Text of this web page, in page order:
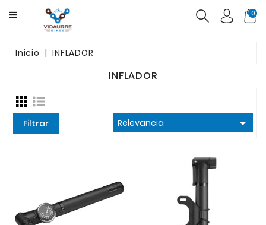
CATEGORY
USADAS
OFERTAS
0
Inicio INFLADOR
INFLADOR
Filtrar Relevancia 